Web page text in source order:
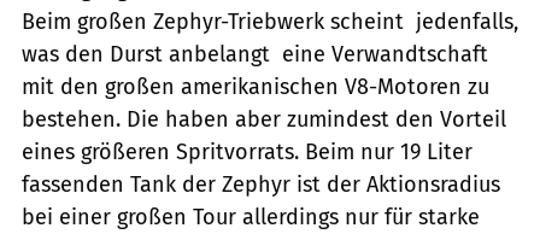
Beim großen Zephyr-Triebwerk scheint  jedenfalls,
was den Durst anbelangt  eine Verwandtschaft
mit den großen amerikanischen V8-Motoren zu
bestehen. Die haben aber zumindest den Vorteil
eines größeren Spritvorrats. Beim nur 19 Liter
fassenden Tank der Zephyr ist der Aktionsradius
bei einer großen Tour allerdings nur für starke